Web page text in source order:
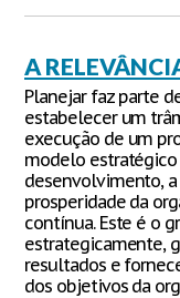
A
Planejar faz parte
estabelecer um
execução de um
modelo
desenvolvimento,
prosperidade da
contínua. Este é o
estrategicamente,
resultados e
dos objetivos da